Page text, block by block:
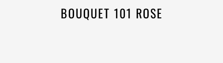
BOUQUET 101 ROSE